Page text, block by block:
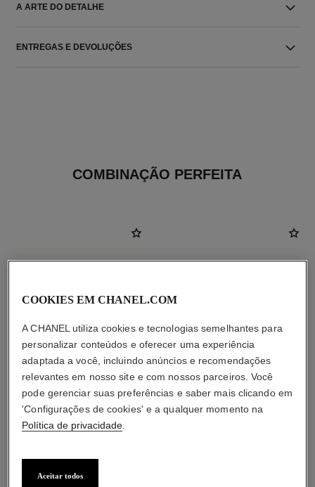
A ARTE DO DETALHE
ENTREGAS E DEVOLUÇÕES
COMBINAÇÃO PERFEITA
la crème main
Nutrição – Maciez –
r$ 490
chance
COOKIES EM CHANEL.COM
A CHANEL utiliza cookies e tecnologias semelhantes para
personalizar conteúdos e oferecer uma experiência
adaptada a você, incluindo anúncios e recomendações
relevantes em nosso site e com nossos parceiros. Você
pode gerenciar suas preferências e saber mais clicando em
'Configurações de cookies' e a qualquer momento na
Política de privacidade
Aceitar todos